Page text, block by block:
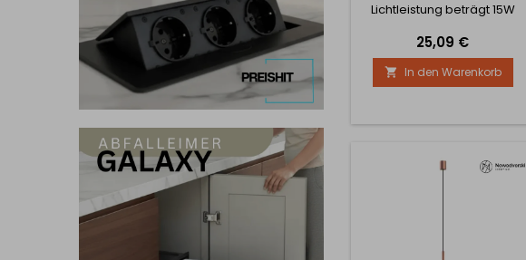
Lichtleistung beträgt 15W
1035lm. Der
Lichtaustrittswinkel beträgt
110°. Sie kann nach Bedarf
mit anderen Lampen im
werden.
Preis
25,09 €
 In den Warenkorb